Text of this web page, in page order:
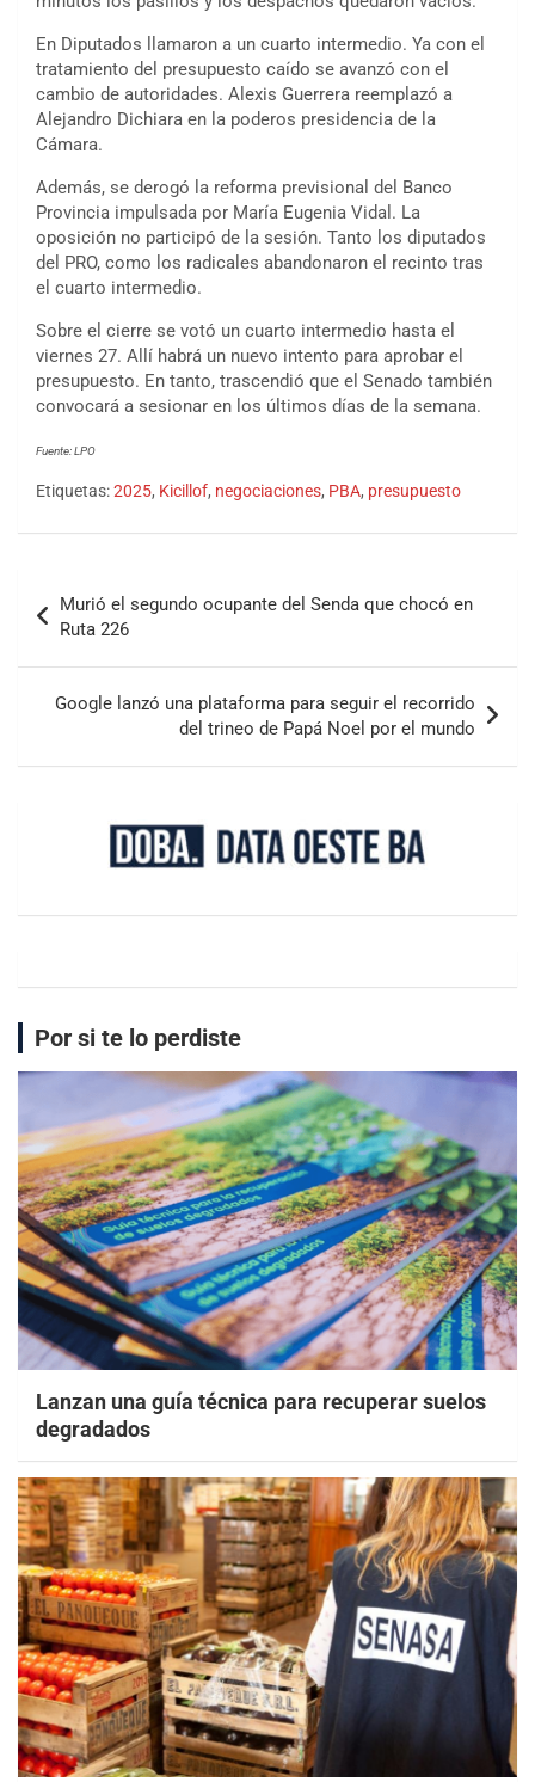
En Diputados llamaron a un cuarto intermedio. Ya con el
tratamiento del presupuesto caído se avanzó con el
cambio de autoridades. Alexis Guerrera reemplazó a
Alejandro Dichiara en la poderos presidencia de la
Cámara.
Además, se derogó la reforma previsional del Banco
Provincia impulsada por María Eugenia Vidal. La
oposición no participó de la sesión. Tanto los diputados
del PRO, como los radicales abandonaron el recinto tras
el cuarto intermedio.
Sobre el cierre se votó un cuarto intermedio hasta el
viernes 27. Allí habrá un nuevo intento para aprobar el
presupuesto. En tanto, trascendió que el Senado también
convocará a sesionar en los últimos días de la semana.
Fuente: LPO
Etiquetas:2025, Kicillof, negociaciones, PBA, presupuesto
Murió el segundo ocupante del Senda que chocó en
Ruta 226
Google lanzó una plataforma para seguir el recorrido
del trineo de Papá Noel por el mundo
Por si te lo perdiste
Lanzan una guía técnica para recuperar suelos
degradados